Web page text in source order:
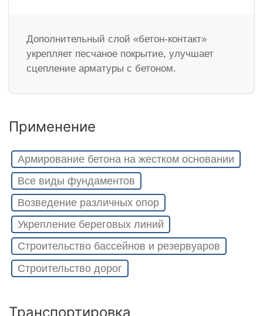
Дополнительный слой «бетон-контакт»
укрепляет песчаное покрытие, улучшает
сцепление арматуры с бетоном.
Применение
Армирование бетона на жестком основании
Все виды фундаментов
Возведение различных опор
Укрепление береговых линий
Строительство бассейнов и резервуаров
Строительство дорог
Транспортировка